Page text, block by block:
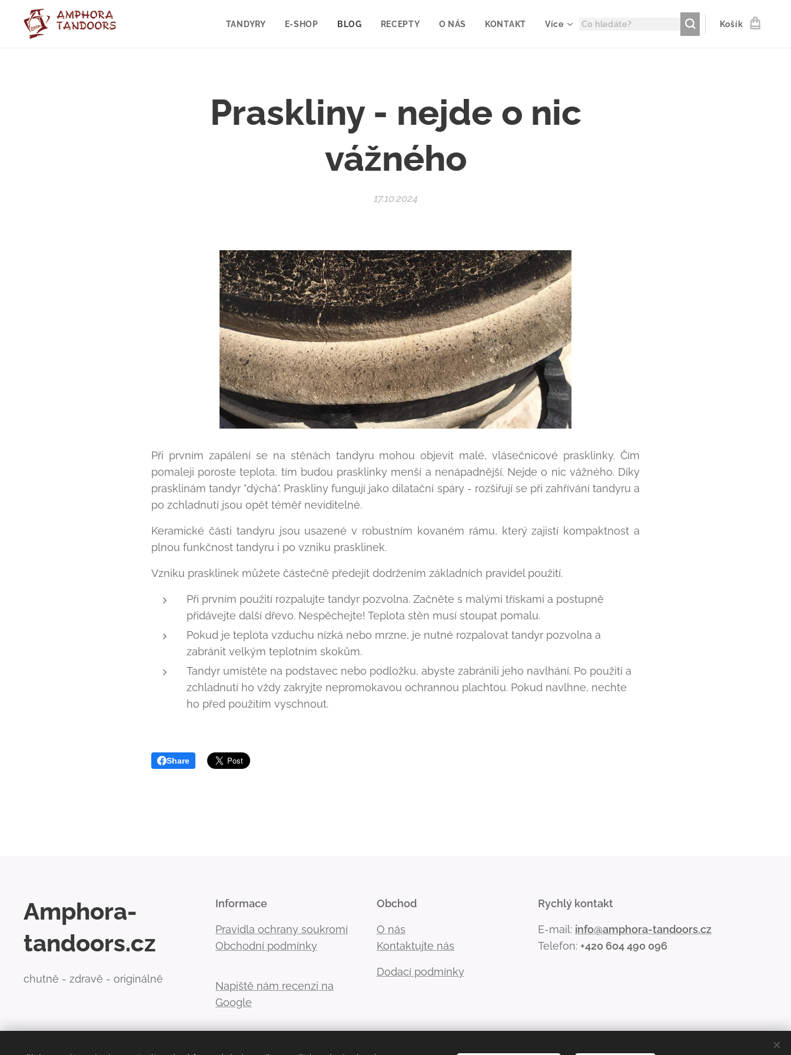
TANDYRY E-SHOP BLOG RECEPTY O NÁS KONTAKT Více Košík
Praskliny - nejde o nic
vážného
17.10.2024
Při prvním zapálení se na stěnách tandyru mohou objevit malé, vlásečnicové prasklinky. Čím
pomaleji poroste teplota, tím budou prasklinky menší a nenápadnější. Nejde o nic vážného. Díky
prasklinám tandyr "dýchá". Praskliny fungují jako dilatační spáry - rozšiřují se při zahřívání tandyru a
po zchladnutí jsou opět téměř neviditelné.
Keramické části tandyru jsou usazené v robustním kovaném rámu, který zajistí kompaktnost a
plnou funkčnost tandyru i po vzniku prasklinek.
Vzniku prasklinek můžete částečně předejít dodržením základních pravidel použití.
Při prvním použití rozpalujte tandyr pozvolna. Začněte s malými třískami a postupně
přidávejte další dřevo. Nespěchejte! Teplota stěn musí stoupat pomalu.
Pokud je teplota vzduchu nízká nebo mrzne, je nutné rozpalovat tandyr pozvolna a
zabránit velkým teplotním skokům.
Tandyr umístěte na podstavec nebo podložku, abyste zabránili jeho navlhání. Po použití a
zchladnutí ho vždy zakryjte nepromokavou ochrannou plachtou. Pokud navlhne, nechte
ho před použitím vyschnout.
Share
Amphora-
tandoors.cz
chutně - zdravě - originálně
Informace
Pravidla ochrany soukromí
Obchodní podmínky
Napiště nám recenzi na
Google
Obchod
O nás
Kontaktujte nás
Dodací podmínky
Rychlý kontakt
E-mail: info@amphora-tandoors.cz
Telefon: +420 604 490 096